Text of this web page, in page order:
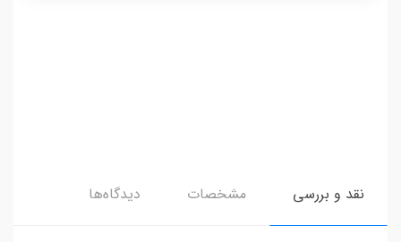
نقد و بررسی مشخصات دیدگاه‌ها